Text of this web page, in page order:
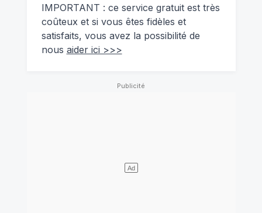
IMPORTANT : ce service gratuit est très
coûteux et si vous êtes fidèles et
satisfaits, vous avez la possibilité de
nous aider ici >>>